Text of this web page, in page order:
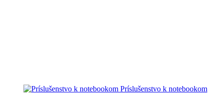
Príslušenstvo k notebookom